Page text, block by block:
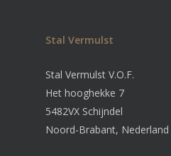
Stal Vermulst
Stal Vermulst V.O.F.
Het hooghekke 7
5482VX Schijndel
Noord-Brabant, Nederland